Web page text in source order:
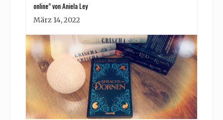
online” von Aniela Ley
März 14, 2022